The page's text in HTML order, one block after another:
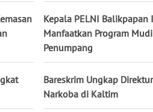
Kepala PELNI Balikpapan
Manfaatkan Program
Penumpang
Bareskrim Ungkap
Narkoba di Kaltim